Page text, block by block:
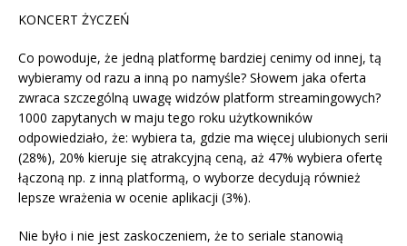
KONCERT ŻYCZEŃ
Co powoduje, że jedną platformę bardziej cenimy od innej, tą
wybieramy od razu a inną po namyśle? Słowem jaka oferta
zwraca szczególną uwagę widzów platform streamingowych?
1000 zapytanych w maju tego roku użytkowników
odpowiedziało, że: wybiera ta, gdzie ma więcej ulubionych serii
(28%), 20% kieruje się atrakcyjną ceną, aż 47% wybiera ofertę
łączoną np. z inną platformą, o wyborze decydują również
lepsze wrażenia w ocenie aplikacji (3%).
Nie było i nie jest zaskoczeniem, że to seriale stanowią